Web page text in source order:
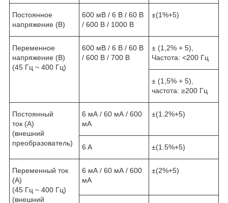
Постоянное
напряжение (В)
600 мВ / 6 В / 60 В
/ 600 В / 1000 В
±(1%+5)
Переменное
напряжение (В)
(45 Гц ~ 400 Гц)
600 мВ / 6 В / 60 В
/ 600 В / 700 В
± (1,2% + 5),
Частота: <200 Гц
± (1,5% + 5),
частота: ≥200 Гц
Постоянный
ток (A)
(внешний
преобразователь)
6 мА / 60 мА / 600
мА
±(1.2%+5)
6 A ±(1.5%+5)
Переменный ток
(A)
(45 Гц ~ 400 Гц)
(внешний
6 мА / 60 мА / 600
мА
±(2%+5)